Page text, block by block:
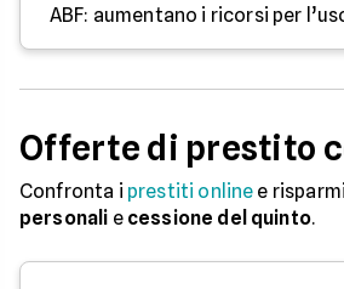
Offerte di prestito
Confronta i prestiti online e
personali e cessione del quinto.